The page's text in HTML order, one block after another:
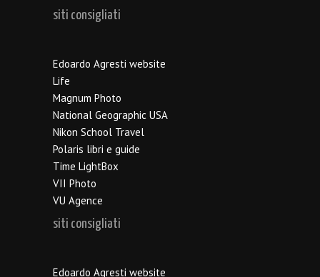
siti consigliati
Edoardo Agresti website
Life
Magnum Photo
National Geographic USA
Nikon School Travel
Polaris libri e guide
Time LightBox
VII Photo
VU Agence
siti consigliati
Edoardo Agresti website